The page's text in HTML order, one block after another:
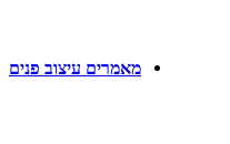
מאמרים עיצוב פנים